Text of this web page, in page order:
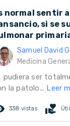
normal sentir
si se
Samuel David
Medicina
pudiera ser
la patolo... Leer
338 vistas volunteer_activism